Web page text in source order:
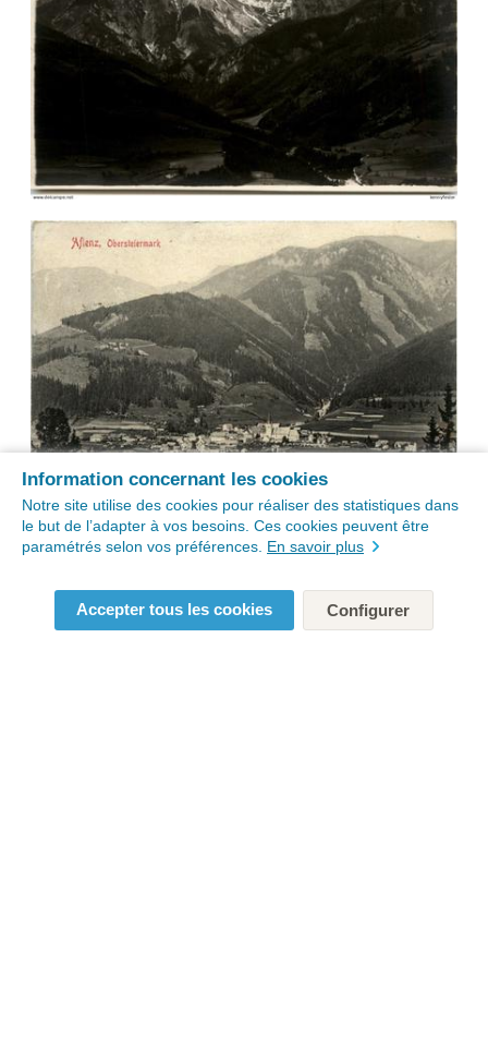
Information concernant les cookies
Notre site utilise des cookies pour réaliser des statistiques dans
le but de l’adapter à vos besoins. Ces cookies peuvent être
paramétrés selon vos préférences. En savoir plus
Accepter tous les cookies Configurer